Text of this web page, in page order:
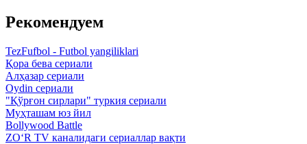
Рекомендуем
TezFufbol - Futbol yangiliklari
Қора бева сериали
Алҳазар сериали
Oydin сериали
"Қўрғон сирлари" туркия сериали
Муҳташам юз йил
Bollywood Battle
ZO‘R TV каналидаги сериаллар вақти